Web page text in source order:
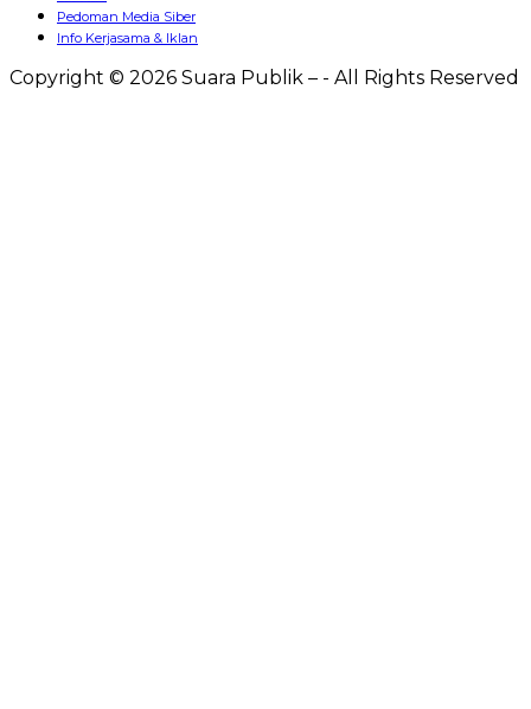
Pedoman Media Siber
Info Kerjasama & Iklan
Copyright © 2026 Suara Publik – - All Rights Reserved